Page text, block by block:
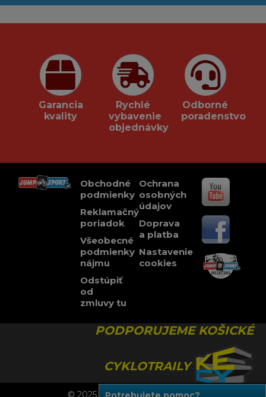
Garancia
kvality
Rychlé
vybavenie
objednávky
Odborné
poradenstvo
Obchodné
podmienky
Reklamačný
poriadok
Všeobecné
podmienky
nájmu
Odstúpiť
od
zmluvy tu
Ochrana
osobných
údajov
Doprava
a platba
Nastavenie
cookies
PODPORUJEME KOŠICKÉ
CYKLOTRAILY
© 2025 JUMPSPORT, Všetky práva vyhradené.